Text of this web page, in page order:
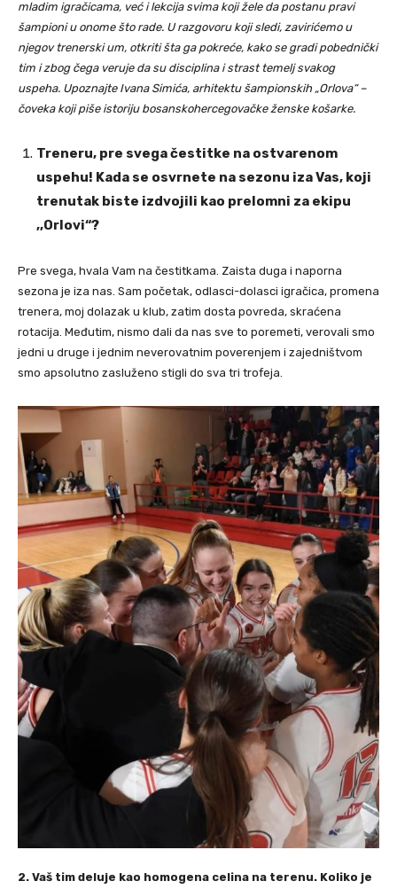
mladim igračicama, već i lekcija svima koji žele da postanu pravi
šampioni u onome što rade. U razgovoru koji sledi, zavirićemo u
njegov trenerski um, otkriti šta ga pokreće, kako se gradi pobednički
tim i zbog čega veruje da su disciplina i strast temelj svakog
uspeha. Upoznajte Ivana Simića, arhitektu šampionskih „Orlova“ –
čoveka koji piše istoriju bosanskohercegovačke ženske košarke.
Treneru, pre svega čestitke na ostvarenom
uspehu! Kada se osvrnete na sezonu iza Vas, koji
trenutak biste izdvojili kao prelomni za ekipu
,,Orlovi“?
Pre svega, hvala Vam na čestitkama. Zaista duga i naporna
sezona je iza nas. Sam početak, odlasci-dolasci igračica, promena
trenera, moj dolazak u klub, zatim dosta povreda, skraćena
rotacija. Međutim, nismo dali da nas sve to poremeti, verovali smo
jedni u druge i jednim neverovatnim poverenjem i zajedništvom
smo apsolutno zasluženo stigli do sva tri trofeja.
2. Vaš tim deluje kao homogena celina na terenu. Koliko je